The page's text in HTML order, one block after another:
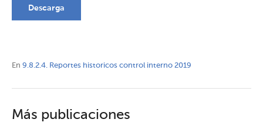
Descarga
En 9.8.2.4. Reportes historicos control interno 2019
Más publicaciones